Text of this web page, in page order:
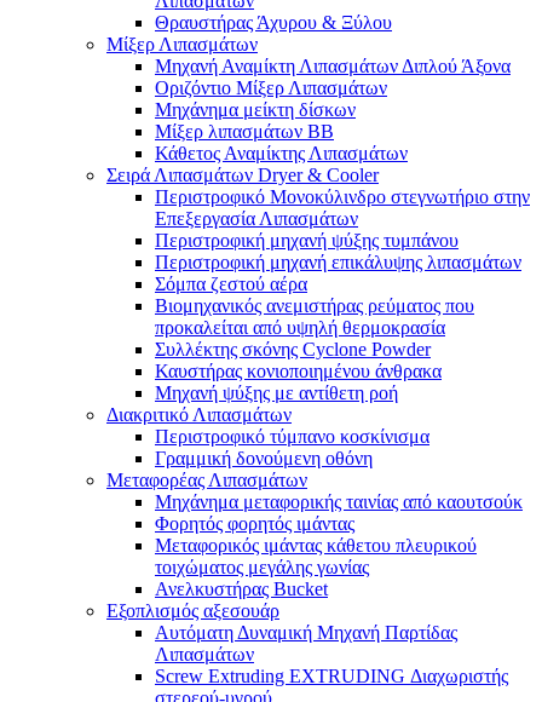
Θραυστήρας Άχυρου & Ξύλου
Μίξερ Λιπασμάτων
Μηχανή Αναμίκτη Λιπασμάτων Διπλού Άξονα
Οριζόντιο Μίξερ Λιπασμάτων
Μηχάνημα μείκτη δίσκων
Μίξερ λιπασμάτων BB
Κάθετος Αναμίκτης Λιπασμάτων
Σειρά Λιπασμάτων Dryer & Cooler
Περιστροφικό Μονοκύλινδρο στεγνωτήριο στην
Επεξεργασία Λιπασμάτων
Περιστροφική μηχανή ψύξης τυμπάνου
Περιστροφική μηχανή επικάλυψης λιπασμάτων
Σόμπα ζεστού αέρα
Βιομηχανικός ανεμιστήρας ρεύματος που
προκαλείται από υψηλή θερμοκρασία
Συλλέκτης σκόνης Cyclone Powder
Καυστήρας κονιοποιημένου άνθρακα
Μηχανή ψύξης με αντίθετη ροή
Διακριτικό Λιπασμάτων
Περιστροφικό τύμπανο κοσκίνισμα
Γραμμική δονούμενη οθόνη
Μεταφορέας Λιπασμάτων
Μηχάνημα μεταφορικής ταινίας από καουτσούκ
Φορητός φορητός ιμάντας
Μεταφορικός ιμάντας κάθετου πλευρικού
τοιχώματος μεγάλης γωνίας
Ανελκυστήρας Bucket
Εξοπλισμός αξεσουάρ
Αυτόματη Δυναμική Μηχανή Παρτίδας
Λιπασμάτων
Screw Extruding EXTRUDING Διαχωριστής
στερεού-υγρού